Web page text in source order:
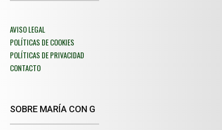
AVISO LEGAL
POLÍTICAS DE COOKIES
POLÍTICAS DE PRIVACIDAD
CONTACTO
SOBRE MARÍA CON G